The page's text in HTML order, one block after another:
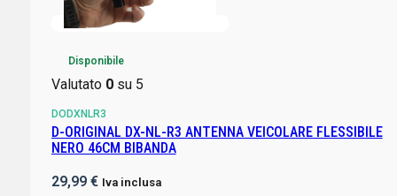
Disponibile
Valutato 0su 5
DODXNLR3
D-ORIGINAL DX-NL-R3 ANTENNA VEICOLARE FLESSIBILE
NERO 46CM BIBANDA
29,99 € Iva inclusa